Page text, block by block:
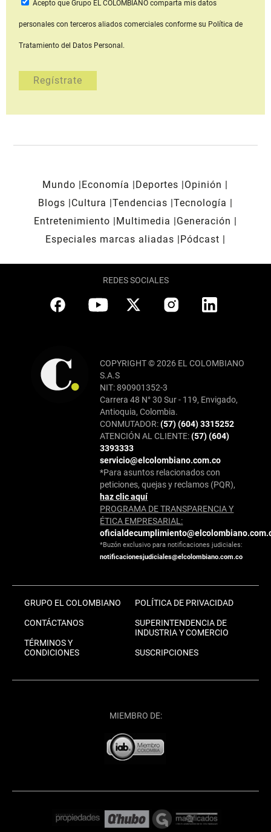
Acepto que Grupo EL COLOMBIANOcomparta mis datos
personales con terceros aliados comerciales conforme su Política de
Tratamiento del Datos Personal.
Mundo Economía Deportes
Opinión
Blogs
Cultura Tendencias Tecnología
Entretenimiento
Multimedia
Generación
Especiales marcas aliadas
Pódcast
REDES SOCIALES
COPYRIGHT © 2026 EL COLOMBIANO
S.A.S
NIT: 890901352-3
Carrera 48 N° 30 Sur - 119, Envigado,
Antioquia, Colombia.
CONMUTADOR:(57) (604) 3315252
ATENCIÓN AL CLIENTE:(57) (604)
3393333
servicio@elcolombiano.com.co
*Para asuntos relacionados con
peticiones, quejas y reclamos (PQR),
haz clic aquí
PROGRAMA DE TRANSPARENCIA Y
ÉTICA EMPRESARIAL:
*Buzón exclusivo para notificaciones judiciales:
notificacionesjudiciales@elcolombiano.com.co
GRUPO EL COLOMBIANO
CONTÁCTANOS
TÉRMINOS Y
CONDICIONES
POLÍTICA DE PRIVACIDAD
SUPERINTENDENCIA DE
INDUSTRIA Y COMERCIO
SUSCRIPCIONES
MIEMBRO DE: